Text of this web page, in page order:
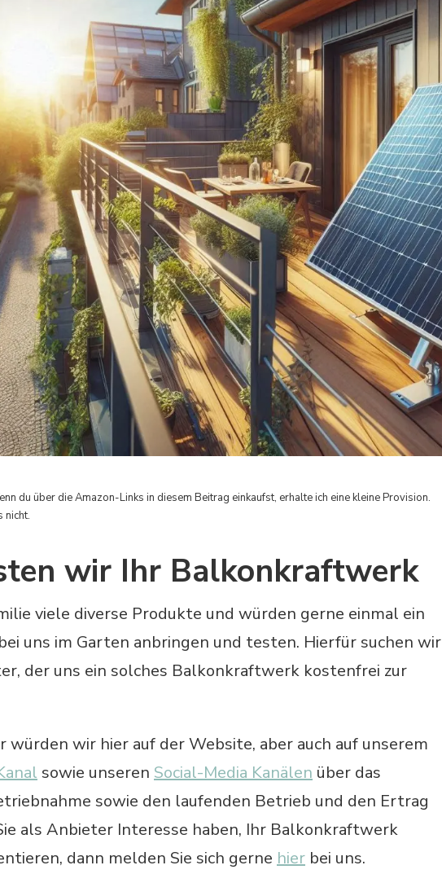
du über die Amazon-Links in diesem Beitrag einkaufst, erhalte ich eine kleine Provision.
nicht.
wir Ihr Balkonkraftwerk
viele diverse Produkte und würden gerne einmal ein
uns im Garten anbringen und testen. Hierfür suchen wir
der uns ein solches Balkonkraftwerk kostenfrei zur
würden wir hier auf der Website, aber auch auf unserem
sowie unseren Social-Media Kanälen über das
sowie den laufenden Betrieb und den Ertrag
als Anbieter Interesse haben, Ihr Balkonkraftwerk
dann melden Sie sich gerne hier bei uns.